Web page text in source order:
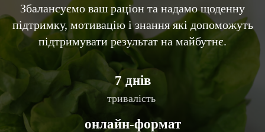
Збалансуємо ваш раціон та надамо щоденну
підтримку, мотивацію і знання які допоможуть
підтримувати результат на майбутнє.
7 днів
тривалість
онлайн-формат